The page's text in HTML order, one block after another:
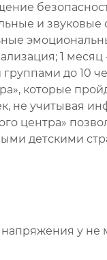
и
1
до 10
которые
не учитывая
центра»
детскими
у